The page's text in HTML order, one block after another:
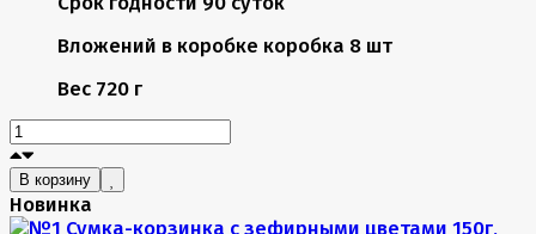
Вложений в коробке коробка 8 шт
Вес 720 г
В корзину
Новинка